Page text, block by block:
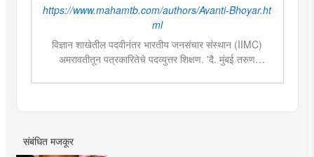
https://www.mahamtb.com/authors/Avanti-Bhoyar.ht
ml
विज्ञान शाखेतील पदवीनंतर भारतीय जनसंचार संस्थान (IIMC)
अमरावतीतून पत्रकारितेचे पदव्युत्तर शिक्षण. 'दै. मुंबई तरुण
संबंधित मजकूर